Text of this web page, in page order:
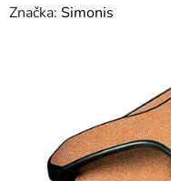
hodnotenie
hviezdičiek.
Značka: Simonis